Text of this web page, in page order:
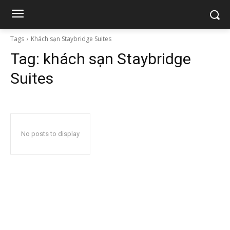
Tags Khách sạn Staybridge Suites
Tag: khách sạn Staybridge
Suites
No posts to display